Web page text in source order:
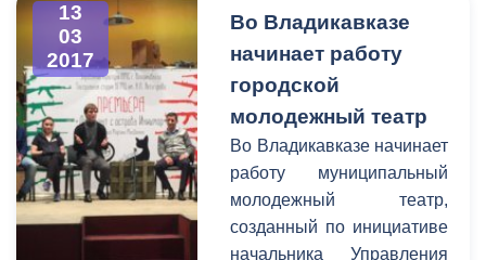
своевременно сообщать
информацию о
планируемом перекрытии
в администрацию города.
Смысл этого оповещения
состоит в том, чтобы АМС
г. Владикавказ имела
возможность
предупредить остальных
13
03
2017
Во Владикавказе
начинает работу
городской
молодежный театр
Во Владикавказе начинает
работу муниципальный
молодежный театр,
созданный по инициативе
начальника Управления